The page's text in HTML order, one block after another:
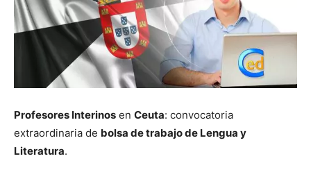
Profesores Interinos en Ceuta: convocatoria
extraordinaria de bolsa de trabajo de Lengua y
Literatura.